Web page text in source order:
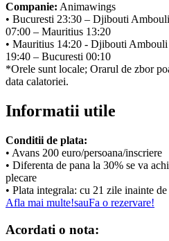
Companie: Animawings
• Bucuresti 23:30 – Djibouti
07:00 – Mauritius 13:20
• Mauritius 14:20 - Djibouti
19:40 – Bucuresti 00:10
*Orele sunt locale; Orarul de zbor
data calatoriei.
Informatii utile
Conditii de plata:
• Avans 200 euro/persoana/inscriere
• Diferenta de pana la 30% se va
plecare
• Plata integrala: cu 21 zile inainte
Afla mai multe!sauFa o rezervare!
Acordati o nota: